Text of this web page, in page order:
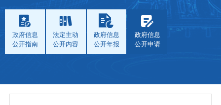
政府信息
公开指南
法定主动
公开内容
政府信息
公开年报
政府信息
公开申请